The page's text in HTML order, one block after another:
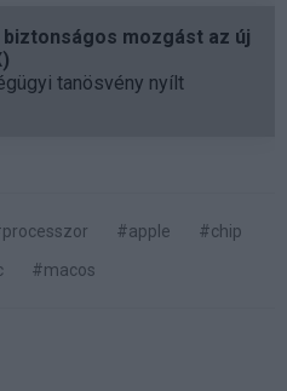
mozgást az új
tanösvény nyílt
#apple
#chip
#macos